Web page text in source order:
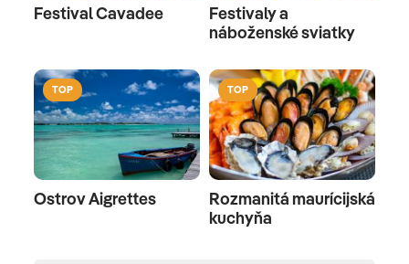
Festival Cavadee
Festivaly a
náboženské sviatky
TOP
Ostrov Aigrettes
TOP
Rozmanitá maurícijská
kuchyňa